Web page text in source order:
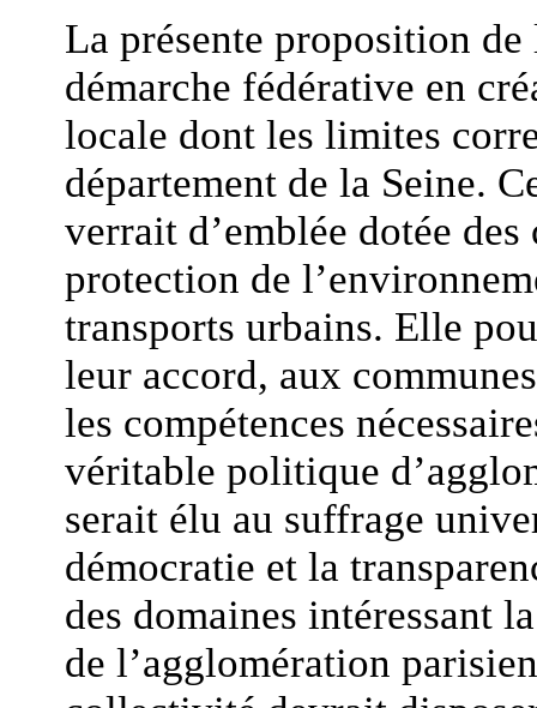
La présente proposition
démarche fédérative en
locale dont les limites
département de la Seine.
verrait d’emblée dotée
protection de
transports urbains. Elle
leur accord, aux
les compétences
véritable politique
serait élu au suffrage
démocratie et la
des domaines intéressant
de l’agglomération